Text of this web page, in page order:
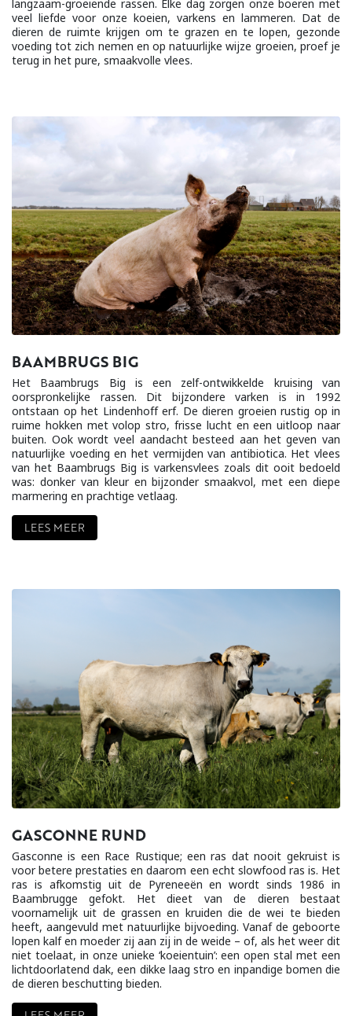
veel liefde voor onze koeien, varkens en lammeren. Dat de
dieren de ruimte krijgen om te grazen en te lopen, gezonde
voeding tot zich nemen en op natuurlijke wijze groeien, proef je
terug in het pure, smaakvolle vlees.
BAAMBRUGS BIG
Het Baambrugs Big is een zelf-ontwikkelde kruising van
oorspronkelijke rassen. Dit bijzondere varken is in 1992
ontstaan op het Lindenhoff erf. De dieren groeien rustig op in
ruime hokken met volop stro, frisse lucht en een uitloop naar
buiten. Ook wordt veel aandacht besteed aan het geven van
natuurlijke voeding en het vermijden van antibiotica. Het vlees
van het Baambrugs Big is varkensvlees zoals dit ooit bedoeld
was: donker van kleur en bijzonder smaakvol, met een diepe
marmering en prachtige vetlaag.
LEES MEER
GASCONNE RUND
Gasconne is een Race Rustique; een ras dat nooit gekruist is
voor betere prestaties en daarom een echt slowfood ras is. Het
ras is afkomstig uit de Pyreneeën en wordt sinds 1986 in
Baambrugge gefokt. Het dieet van de dieren bestaat
voornamelijk uit de grassen en kruiden die de wei te bieden
heeft, aangevuld met natuurlijke bijvoeding. Vanaf de geboorte
lopen kalf en moeder zij aan zij in de weide – of, als het weer dit
niet toelaat, in onze unieke ‘koeientuin’: een open stal met een
lichtdoorlatend dak, een dikke laag stro en inpandige bomen die
de dieren beschutting bieden.